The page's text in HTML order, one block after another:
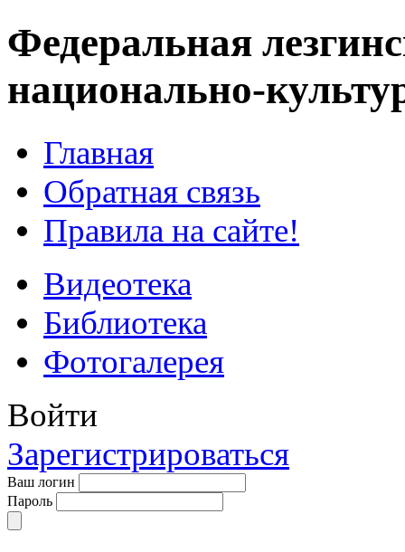
Федеральная
национально-
Главная
Обратная связь
Правила на сайте!
Видеотека
Библиотека
Фотогалерея
Войти
Зарегистрироваться
Ваш логин
Пароль